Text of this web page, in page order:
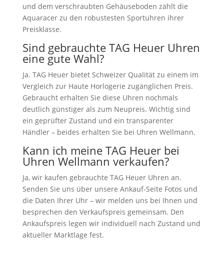
und dem verschraubten Gehäuseboden zählt die
Aquaracer zu den robustesten Sportuhren ihrer
Preisklasse.
Sind gebrauchte TAG Heuer Uhren
eine gute Wahl?
Ja. TAG Heuer bietet Schweizer Qualität zu einem im
Vergleich zur Haute Horlogerie zugänglichen Preis.
Gebraucht erhalten Sie diese Uhren nochmals
deutlich günstiger als zum Neupreis. Wichtig sind
ein geprüfter Zustand und ein transparenter
Händler – beides erhalten Sie bei Uhren Wellmann.
Kann ich meine TAG Heuer bei
Uhren Wellmann verkaufen?
Ja, wir kaufen gebrauchte TAG Heuer Uhren an.
Senden Sie uns über unsere Ankauf-Seite Fotos und
die Daten Ihrer Uhr – wir melden uns bei Ihnen und
besprechen den Verkaufspreis gemeinsam. Den
Ankaufspreis legen wir individuell nach Zustand und
aktueller Marktlage fest.